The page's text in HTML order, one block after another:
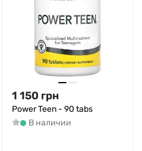
1 150 грн
Power Teen - 90 tabs
В наличии